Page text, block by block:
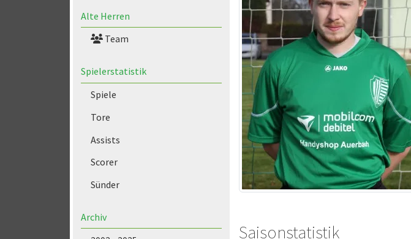
Alte Herren
Team
Spielerstatistik
Spiele
Tore
Assists
Scorer
Sünder
Archiv
Saisonstatistik